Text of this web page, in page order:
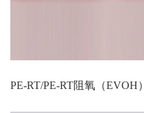
PE-RT/PE-RT阻氧（EVOH）